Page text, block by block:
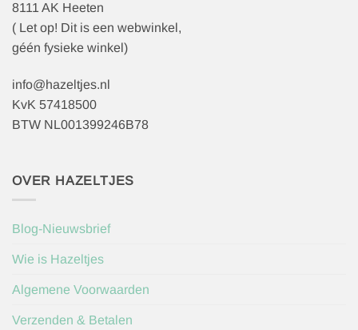
8111 AK Heeten
( Let op! Dit is een webwinkel,
géén fysieke winkel)
info@hazeltjes.nl
KvK 57418500
BTW NL001399246B78
OVER HAZELTJES
Blog-Nieuwsbrief
Wie is Hazeltjes
Algemene Voorwaarden
Verzenden & Betalen